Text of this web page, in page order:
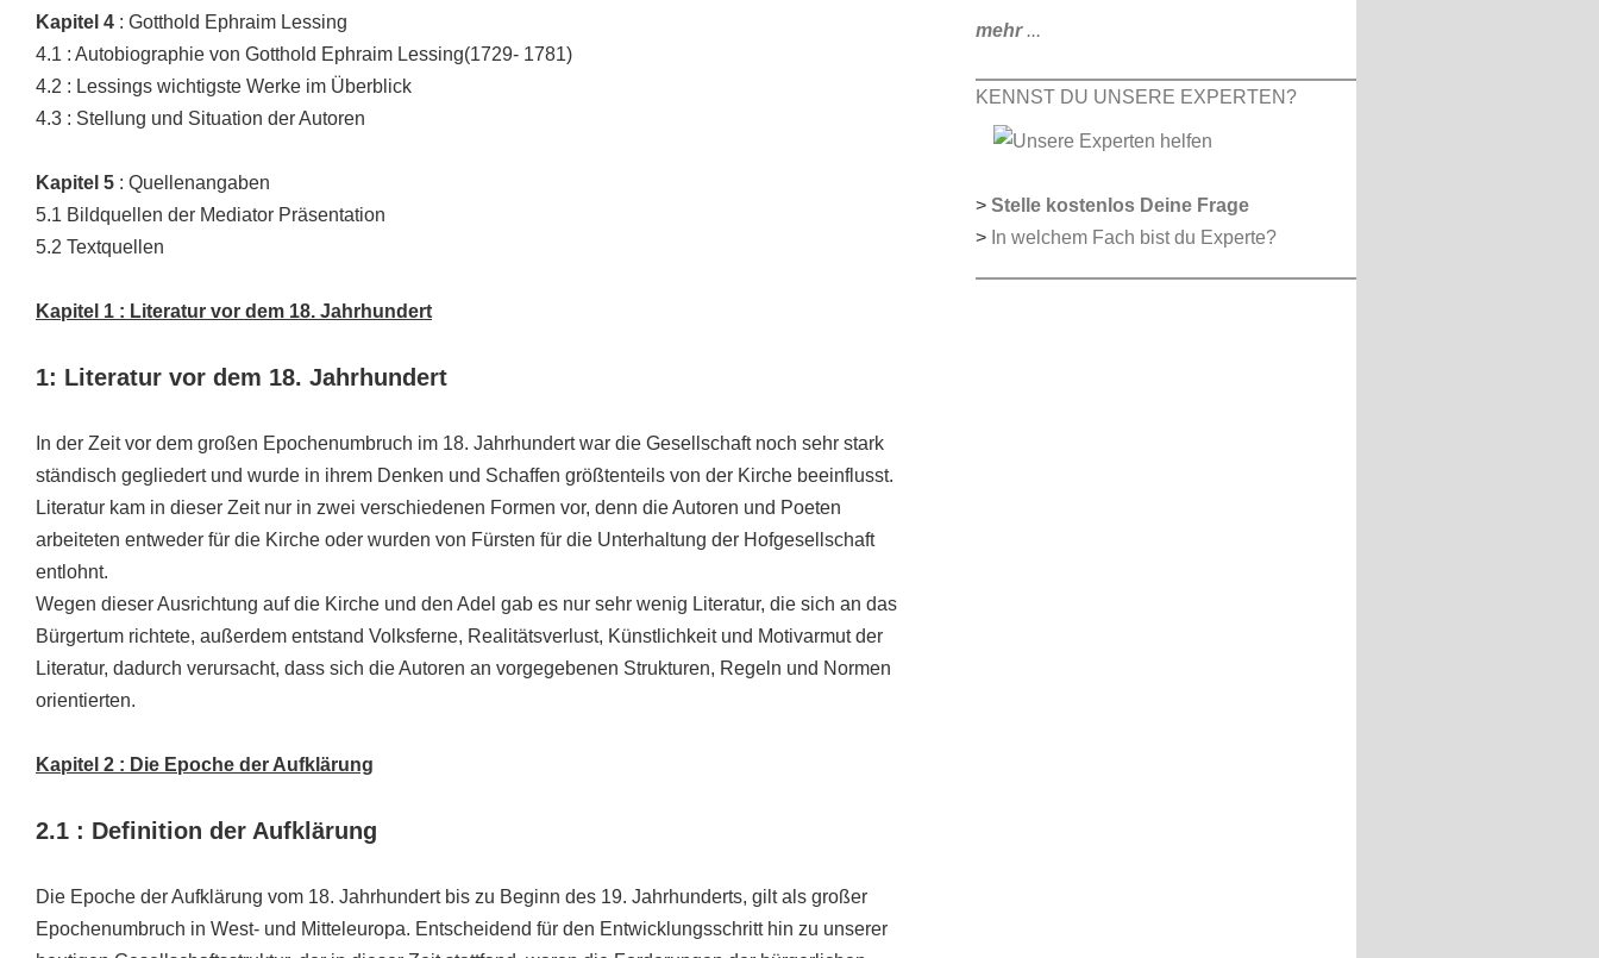
Kapitel 4 : Gotthold Ephraim Lessing
4.1 : Autobiographie von Gotthold Ephraim Lessing(1729- 1781)
4.2 : Lessings wichtigste Werke im Überblick
4.3 : Stellung und Situation der Autoren
Kapitel 5 : Quellenangaben
5.1 Bildquellen der Mediator Präsentation
5.2 Textquellen
Kapitel 1 : Literatur vor dem 18. Jahrhundert
1: Literatur vor dem 18. Jahrhundert
In der Zeit vor dem großen Epochenumbruch im 18. Jahrhundert war die Gesellschaft noch sehr stark
ständisch gegliedert und wurde in ihrem Denken und Schaffen größtenteils von der Kirche beeinflusst.
Literatur kam in dieser Zeit nur in zwei verschiedenen Formen vor, denn die Autoren und Poeten
arbeiteten entweder für die Kirche oder wurden von Fürsten für die Unterhaltung der Hofgesellschaft
entlohnt.
Wegen dieser Ausrichtung auf die Kirche und den Adel gab es nur sehr wenig Literatur, die sich an das
Bürgertum richtete, außerdem entstand Volksferne, Realitätsverlust, Künstlichkeit und Motivarmut der
Literatur, dadurch verursacht, dass sich die Autoren an vorgegebenen Strukturen, Regeln und Normen
orientierten.
Kapitel 2 : Die Epoche der Aufklärung
2.1 : Definition der Aufklärung
Die Epoche der Aufklärung vom 18. Jahrhundert bis zu Beginn des 19. Jahrhunderts, gilt als großer
Epochenumbruch in West- und Mitteleuropa. Entscheidend für den Entwicklungsschritt hin zu unserer
mehr...
KENNST DU UNSERE EXPERTEN?
> Stelle kostenlos Deine Frage
> In welchem Fach bist du Experte?